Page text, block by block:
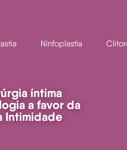
Ninfoplastia
íntima
a favor da
Intimidade